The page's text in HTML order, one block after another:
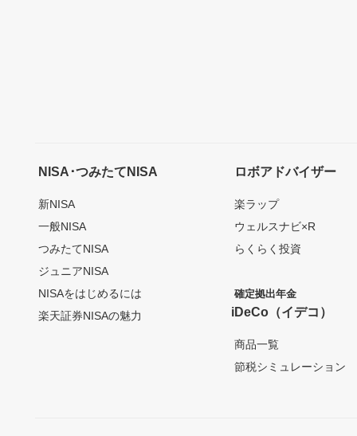
NISA･つみたてNISA
新NISA
一般NISA
つみたてNISA
ジュニアNISA
NISAをはじめるには
楽天証券NISAの魅力
ロボアドバイザー
楽ラップ
ウェルスナビ×R
らくらく投資
確定拠出年金
iDeCo（イデコ）
商品一覧
節税シミュレーション